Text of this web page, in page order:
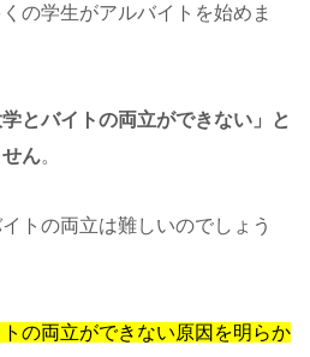
の学生がアルバイトを始めま
学とバイトの両立ができない」と
ん。
トの両立は難しいのでしょう
の両立ができない原因を明らか